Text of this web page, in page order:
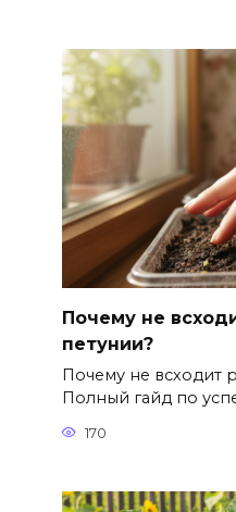
Почему не
петунии?
Почему не всходит
Полный гайд по
170